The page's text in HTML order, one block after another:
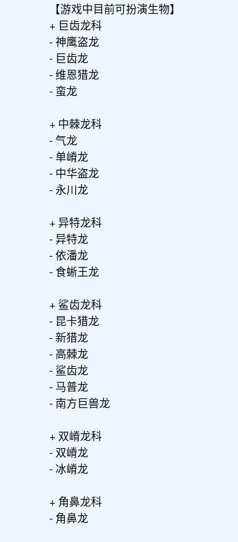
【游戏中目前可扮演生物】
+ 巨齿龙科
- 神鹰盗龙
- 巨齿龙
- 维恩猎龙
- 蛮龙
+ 中棘龙科
- 气龙
- 单嵴龙
- 中华盗龙
- 永川龙
+ 异特龙科
- 异特龙
- 依潘龙
- 食蜥王龙
+ 鲨齿龙科
- 昆卡猎龙
- 新猎龙
- 高棘龙
- 鲨齿龙
- 马普龙
- 南方巨兽龙
+ 双嵴龙科
- 双嵴龙
- 冰嵴龙
+ 角鼻龙科
- 角鼻龙